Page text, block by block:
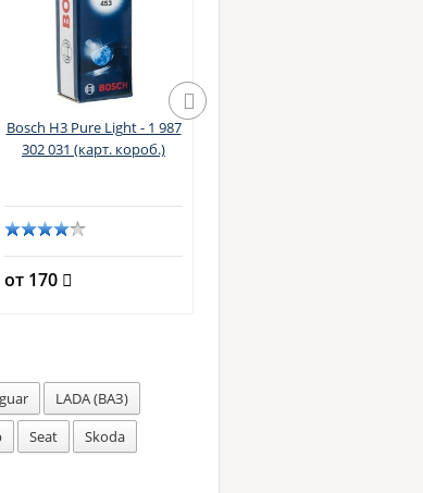
Bosch H3 Pure Light - 1 987
302 031 (карт. короб.)
от 170
LADA (ВАЗ)
Seat
Skoda